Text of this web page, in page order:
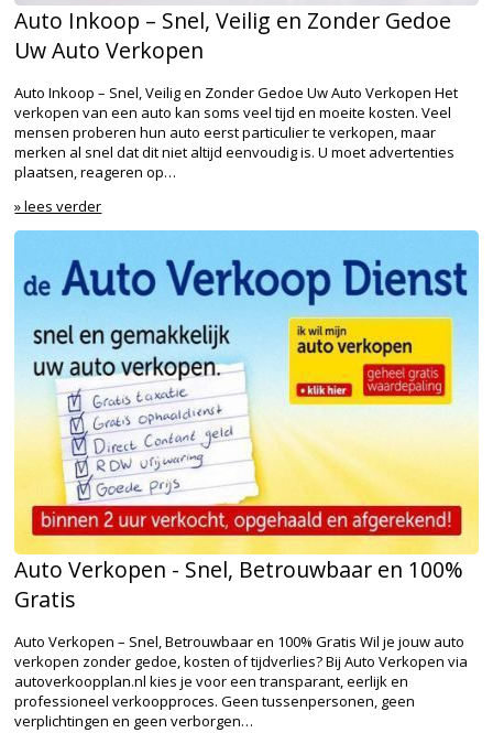
Auto Inkoop – Snel, Veilig en Zonder Gedoe
Uw Auto Verkopen
Auto Inkoop – Snel, Veilig en Zonder Gedoe Uw Auto Verkopen Het
verkopen van een auto kan soms veel tijd en moeite kosten. Veel
mensen proberen hun auto eerst particulier te verkopen, maar
merken al snel dat dit niet altijd eenvoudig is. U moet advertenties
plaatsen, reageren op…
» lees verder
Auto Verkopen - Snel, Betrouwbaar en 100%
Gratis
Auto Verkopen – Snel, Betrouwbaar en 100% Gratis Wil je jouw auto
verkopen zonder gedoe, kosten of tijdverlies? Bij Auto Verkopen via
autoverkoopplan.nl kies je voor een transparant, eerlijk en
professioneel verkoopproces. Geen tussenpersonen, geen
verplichtingen en geen verborgen…